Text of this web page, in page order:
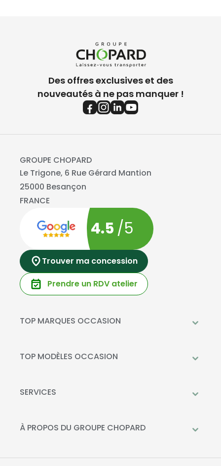
Des offres exclusives et des
nouveautés à ne pas manquer !
GROUPE CHOPARD
Le Trigone, 6 Rue Gérard Mantion
25000 Besançon
FRANCE
4.5 /5
Trouver ma concession
Prendre un RDV atelier
TOP MARQUES OCCASION
Mercedes-Benz
Kia
TOP MODÈLES OCCASION
Peugeot 208
SERVICES
Livraison à domicile
La Recharge Chopard
À PROPOS DU GROUPE CHOPARD
Nos concessions